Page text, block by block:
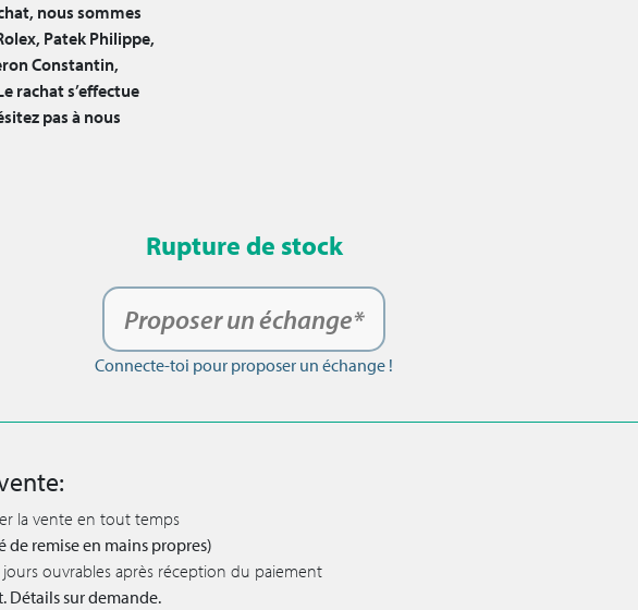
nous sommes
Patek Philippe,
Constantin,
rachat s’effectue
pas à nous
Rupture de stock
Proposer un échange*
Connecte-toi pour proposer un échange !
la vente en tout temps
de remise en mains propres)
jours ouvrables après réception du paiement
Détails sur demande.